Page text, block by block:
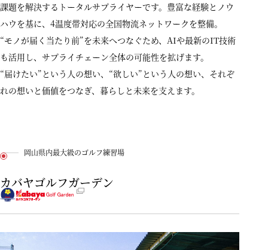
課題を解決するトータルサプライヤーです。豊富な経験とノウ
ハウを基に、4温度帯対応の全国物流ネットワークを整備。
“モノが届く当たり前”を未来へつなぐため、AIや最新のIT技術
も活用し、サプライチェーン全体の可能性を拡げます。
“届けたい”という人の想い、“欲しい”という人の想い、それぞ
れの想いと価値をつなぎ、暮らしと未来を支えます。
岡山県内最大級のゴルフ練習場
カバヤゴルフガーデン